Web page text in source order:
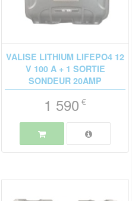
VALISE LITHIUM LIFEPO4 12
V 100 A + 1 SORTIE
SONDEUR 20AMP
1 590 €